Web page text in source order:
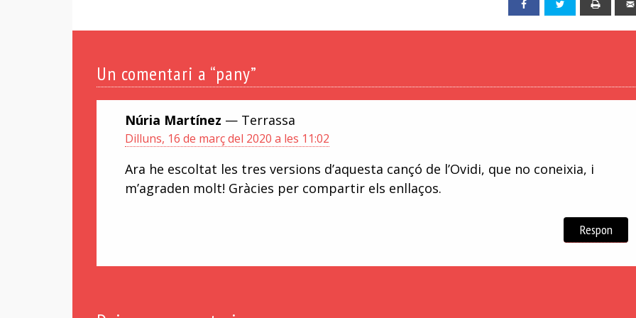
Facebook Twitter
Un comentari a “pany”
Núria Martínez — Terrassa
Dilluns, 16 de març del 2020 a les 11:02
Ara he escoltat les tres versions d’aquesta cançó de l’Ovidi, que no coneixia, i
m’agraden molt! Gràcies per compartir els enllaços.
Respon